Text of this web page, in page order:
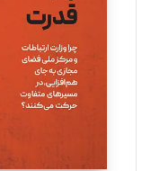
تحریریه
ملینا
تحریریه
مصطفی